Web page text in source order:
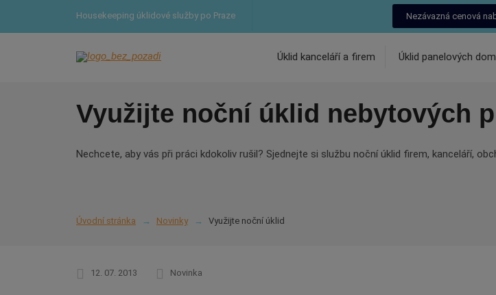
Housekeeping úklidové služby po Praze Nezávazná cenová
Úklid kanceláří a firem Úklid panelových
Využijte noční úklid nebytových
Nechcete, aby vás při práci kdokoliv rušil? Sjednejte si službu noční úklid firem, kanceláří,
Úvodní stránka Novinky Využijte noční úklid
12. 07. 2013 Novinka